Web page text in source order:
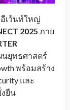
อีเว้นท์ใหญ่
2025 ภาย
นยุทธศาสตร์
พร้อมสร้าง
และ
งยืน